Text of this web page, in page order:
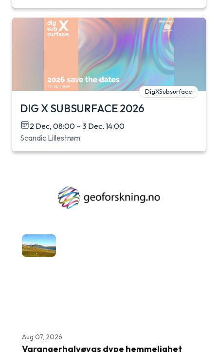
DigXSubsurface
DIG X SUBSURFACE 2026
2 Dec, 08:00 – 3 Dec, 14:00
Scandic Lillestrøm
Aug 07, 2026
Varangerhalvøyas dype hemmelighet